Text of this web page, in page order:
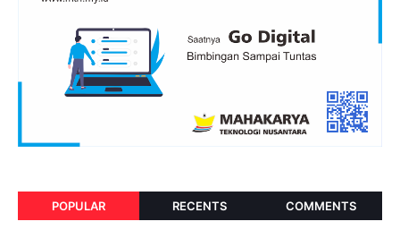
POPULAR RECENTS COMMENTS